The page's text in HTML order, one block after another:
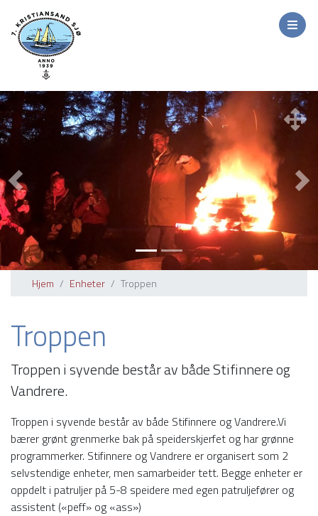
Previous
Hjem Enheter Troppen
Troppen
Troppen i syvende består av både Stifinnere og
Vandrere.
Troppen i syvende består av både Stifinnere og Vandrere.Vi
bærer grønt grenmerke bak på speiderskjerfet og har grønne
programmerker. Stifinnere og Vandrere er organisert som 2
selvstendige enheter, men samarbeider tett. Begge enheter er
oppdelt i patruljer på 5-8 speidere med egen patruljefører og
assistent («peff» og «ass»)